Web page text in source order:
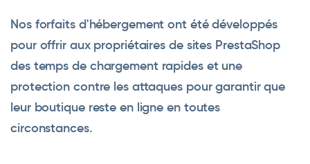
Nos forfaits d'hébergement ont été développés
pour offrir aux propriétaires de sites PrestaShop
des temps de chargement rapides et une
protection contre les attaques pour garantir que
leur boutique reste en ligne en toutes
circonstances.